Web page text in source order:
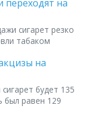
на
сигарет резко
табаком
на
будет 135
был равен 129